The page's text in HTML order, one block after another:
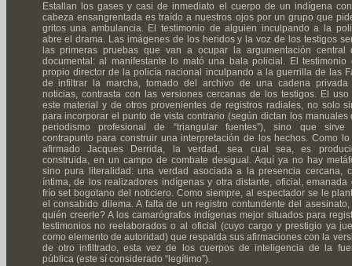
Estallan los gases y casi de inmediato el cuerpo de un indígena
cabeza ensangrentada es traído a nuestros ojos por un grupo que
gritos una ambulancia. El testimonio de alguien inculpando a la
abre el drama. Las imágenes de los heridos y la voz de los testigos
las primeras pruebas que van a ocupar la argumentación central
documental: al manifestante lo mató una bala policial. El testimonio
propio director de la policía nacional inculpando a la guerrilla de las
de infiltrar la marcha, tomado del archivo de una cadena privada
noticias, contrasta con las versiones cercanas de los testigos. El uso
este material y de otros provenientes de registros radiales, no solo
para incorporar el punto de vista contrario (según dictan los manuales
periodismo profesional de “triangular fuentes”), sino que sirve
contrapunto para construir una interpretación de los hechos. Como lo
afirmado Jacques Derrida, la verdad, sea cual sea, es
construida, en un campo de combate desigual. Aquí ya no hay
sino pura literalidad: una verdad asociada a la presencia cercana,
íntima, de los realizadores indígenas y otra distante, oficial, emanada
frío set bogotano del noticiero. Como siempre, al espectador se le
el consabido dilema. A falta de un registro contundente del
quién creerle? A los camarógrafos indígenas mejor situados para
testimonios no reelaborados o al oficial (cuyo cargo y prestigio ya
como elemento de autoridad) que respalda sus afirmaciones con la
de otro infiltrado, esta vez de los cuerpos de inteligencia de la
pública (este sí considerado “legítimo”).